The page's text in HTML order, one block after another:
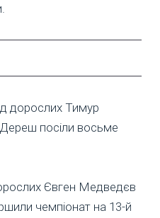
дорослих Тимур
посіли восьме
Євген Медведєв
чемпіонат на 13-й